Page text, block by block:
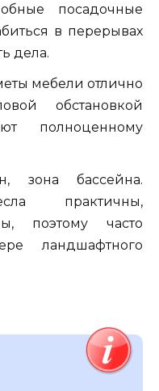
посадочные
в перерывах
дела.
мебели отлично
обстановкой
полноценному
зона бассейна.
практичны,
поэтому часто
ландшафтного